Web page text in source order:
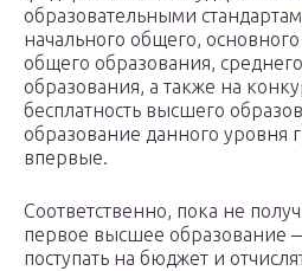
образовательными
начального общего,
общего образования,
образования, а также на
бесплатность высшего
образование данного уровня
впервые.
Соответственно, пока не
первое высшее образование
поступать на бюджет и